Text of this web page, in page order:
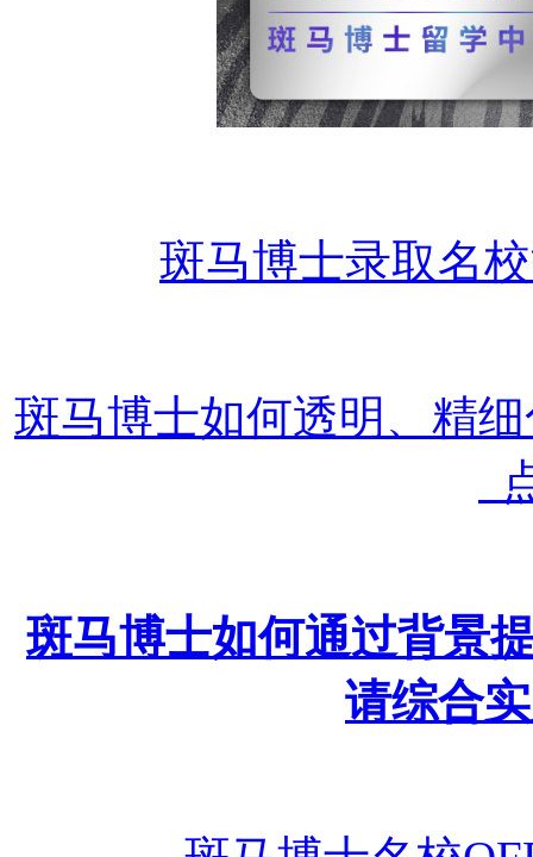
斑马博士录取名
斑马博士如何透明、精
斑马博士如何通过背景
请综合